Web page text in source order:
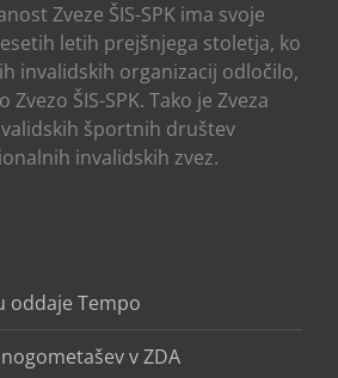
Zveze ŠIS-SPK ima svoje
letih prejšnjega stoletja, ko
invalidskih organizacij odločilo,
ŠIS-SPK. Tako je Zveza
športnih društev
invalidskih zvez.
oddaje Tempo
v ZDA